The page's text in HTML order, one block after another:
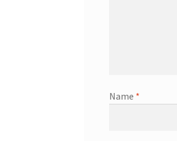
Name *